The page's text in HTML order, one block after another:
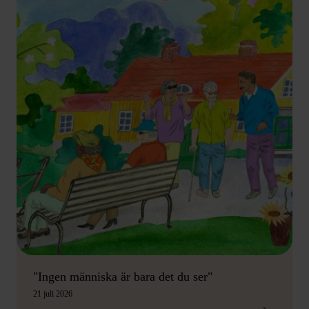
"Ingen människa är bara det du ser"
21 juli 2026